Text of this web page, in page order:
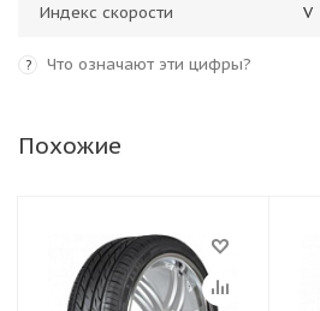
Индекс скорости V
? Что означают эти цифры?
Похожие